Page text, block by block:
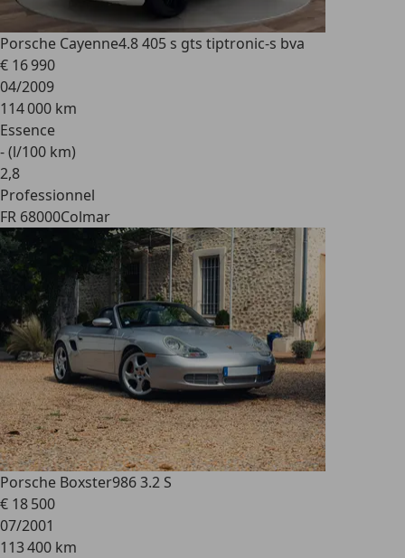
Porsche Cayenne4.8 405 s gts tiptronic-s bva
€ 16 990
04/2009
114 000 km
Essence
- (l/100 km)
2,8
Professionnel
FR 68000Colmar
Porsche Boxster986 3.2 S
€ 18 500
07/2001
113 400 km